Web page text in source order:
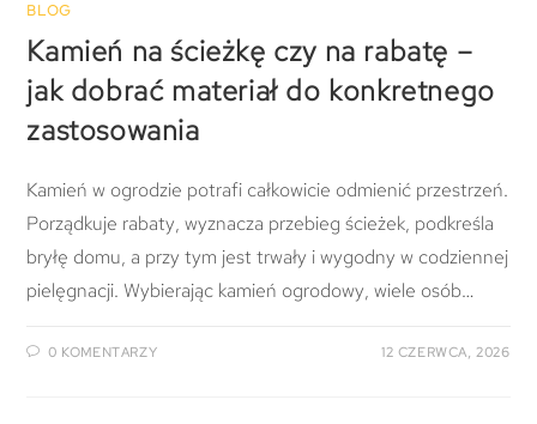
BLOG
Kamień na ścieżkę czy na rabatę –
jak dobrać materiał do konkretnego
zastosowania
Kamień w ogrodzie potrafi całkowicie odmienić przestrzeń.
Porządkuje rabaty, wyznacza przebieg ścieżek, podkreśla
bryłę domu, a przy tym jest trwały i wygodny w codziennej
pielęgnacji. Wybierając kamień ogrodowy, wiele osób…
0 KOMENTARZY 12 CZERWCA, 2026